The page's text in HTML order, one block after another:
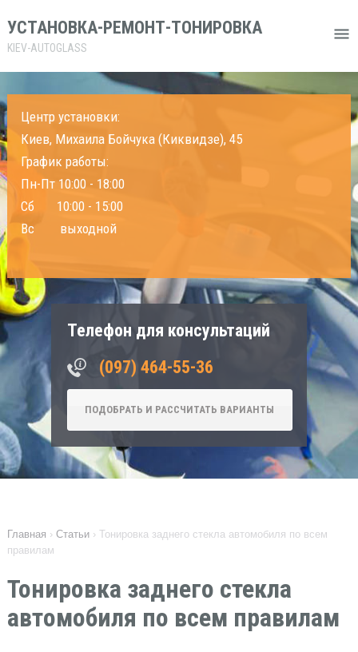
УСТАНОВКА-РЕМОНТ-ТОНИРОВКА
KIEV-AUTOGLASS
Центр установки:
Киев, Михаила Бойчука (Киквидзе), 45
График работы:
Пн-Пт 10:00 - 18:00
Сб 10:00 - 15:00
Вс выходной
Телефон для консультаций
‎(097) 464-55-36
ПОДОБРАТЬ И РАССЧИТАТЬ ВАРИАНТЫ
Главная › Статьи› Тонировка заднего стекла автомобиля по всем
правилам
Тонировка заднего стекла
автомобиля по всем правилам